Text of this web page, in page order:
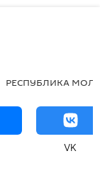
РЕСПУБЛИКА
VK